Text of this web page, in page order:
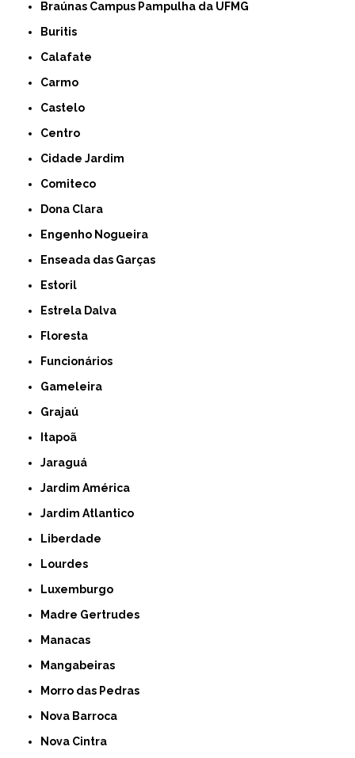
Braúnas Campus Pampulha da UFMG
Buritis
Calafate
Carmo
Castelo
Centro
Cidade Jardim
Comiteco
Dona Clara
Engenho Nogueira
Enseada das Garças
Estoril
Estrela Dalva
Floresta
Funcionários
Gameleira
Grajaú
Itapoã
Jaraguá
Jardim América
Jardim Atlantico
Liberdade
Lourdes
Luxemburgo
Madre Gertrudes
Manacas
Mangabeiras
Morro das Pedras
Nova Barroca
Nova Cintra